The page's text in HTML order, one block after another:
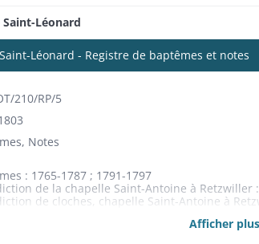
Léonard
Léonard - Registre de baptêmes et notes
210/RP/5
Notes
: 1765-1787 ; 1791-1797
de la chapelle Saint-Antoine à Retzwiller
de cloches, chapelle Saint-Antoine à
d'un chemin de croix dans l'église deAfficher plus